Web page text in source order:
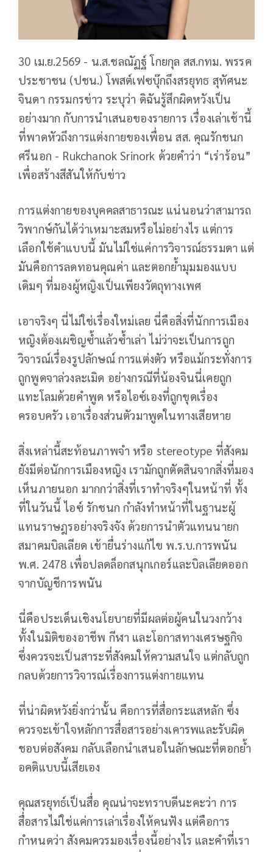
30 เม.ย.2569 - น.ส.ชลณัฏฐ์ โกยกุล สส.กทม. พรรค
ประชาชน (ปชน.) โพสต์เฟซบุ๊กถึงสรยุทธ สุทัศนะ
จินดา กรรมกรข่าว ระบุว่า ดิฉันรู้สึกผิดหวังเป็น
อย่างมาก กับการนำเสนอของรายการ เรื่องเล่าเช้านี้
ที่พาดหัวถึงการแต่งกายของเพื่อน สส. คุณรักชนก
ศรีนอก - Rukchanok Srinork ด้วยคำว่า “เร่าร้อน”
เพื่อสร้างสีสันให้กับข่าว
การแต่งกายของบุคคลสาธารณะ แน่นอนว่าสามารถ
วิพากษ์กันได้ว่าเหมาะสมหรือไม่อย่างไร แต่การ
เลือกใช้คำแบบนี้ มันไม่ใช่แค่การวิจารณ์ธรรมดา แต่
มันคือการลดทอนคุณค่า และตอกย้ำมุมมองแบบ
เดิมๆ ที่มองผู้หญิงเป็นเพียงวัตถุทางเพศ
เอาจริงๆ นี่ไม่ใช่เรื่องใหม่เลย นี่คือสิ่งที่นักการเมือง
หญิงต้องเผชิญซ้ำแล้วซ้ำเล่า ไม่ว่าจะเป็นการถูก
วิจารณ์เรื่องรูปลักษณ์ การแต่งตัว หรือแม้กระทั่งการ
ถูกพูดจาล่วงละเมิด อย่างกรณีที่น้องจินนี่เคยถูก
แทะโลมด้วยคำพูด หรือไอซ์เองที่ถูกขุดเรื่อง
ครอบครัว เอาเรื่องส่วนตัวมาพูดในทางเสียหาย
สิ่งเหล่านี้สะท้อนภาพจำ หรือ stereotype ที่สังคม
ยังมีต่อนักการเมืองหญิง เรามักถูกตัดสินจากสิ่งที่มอง
เห็นภายนอก มากกว่าสิ่งที่เราทำจริงๆในหน้าที่ ทั้ง
ที่ในวันนี้ ไอซ์ รักชนก กำลังทำหน้าที่ในฐานะผู้
แทนราษฎรอย่างจริงจัง ด้วยการนำตัวแทนนายก
สมาคมบิลเลียด เข้ายื่นร่างแก้ไข พ.ร.บ.การพนัน
พ.ศ. 2478 เพื่อปลดล็อกสนุกเกอร์และบิลเลียดออก
จากบัญชีการพนัน
นี่คือประเด็นเชิงนโยบายที่มีผลต่อผู้คนในวงกว้าง
ทั้งในมิติของอาชีพ กีฬา และโอกาสทางเศรษฐกิจ
ซึ่งควรจะเป็นสาระที่สังคมให้ความสนใจ แต่กลับถูก
กลบด้วยการวิจารณ์เรื่องการแต่งกายแทน
ที่น่าผิดหวังยิ่งกว่านั้น คือการที่สื่อกระแสหลัก ซึ่ง
ควรจะเข้าใจหลักการสื่อสารอย่างเคารพและรับผิด
ชอบต่อสังคม กลับเลือกนำเสนอในลักษณะที่ตอกย้ำ
อคติแบบนี้เสียเอง
คุณสรยุทธ์เป็นสื่อ คุณน่าจะทราบดีนะคะว่า การ
สื่อสารไม่ใช่แค่การเล่าเรื่องให้คนฟัง แต่คือการ
กำหนดว่า สังคมควรมองเรื่องนี้อย่างไร และคำที่เรา